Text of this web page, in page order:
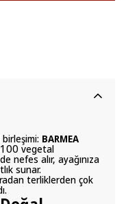
BARMEA
vegetal
nefes alır, ayağınıza
sunar.
terliklerden çok